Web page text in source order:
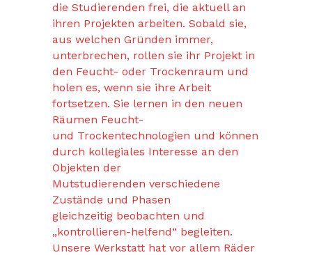
die Studierenden frei, die aktuell an
ihren Projekten arbeiten. Sobald sie,
aus welchen Gründen immer,
unterbrechen, rollen sie ihr Projekt in
den Feucht- oder Trockenraum und
holen es, wenn sie ihre Arbeit
fortsetzen. Sie lernen in den neuen
Räumen Feucht-
und Trockentechnologien und können
durch kollegiales Interesse an den
Objekten der
Mutstudierenden verschiedene
Zustände und Phasen
gleichzeitig beobachten und
„kontrollieren-helfend“ begleiten.
Unsere Werkstatt hat vor allem Räder